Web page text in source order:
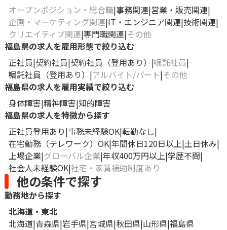
オープンポジション・総合職 事務関連 営業・販売関連
企画・マーケティング関連 IT・エンジニア関連 技術関連
クリエイティブ関連 専門職関連 その他
福島県の求人を雇用形態で絞り込む
正社員 契約社員 契約社員（登用あり）
嘱託社員
嘱託社員（登用あり）
アルバイト/パート その他
福島県の求人を雇用実績で絞り込む
身体障害 精神障害 知的障害
福島県の求人を特徴から探す
正社員登用あり 事務未経験OK 転勤なし
在宅勤務（テレワーク）OK 年間休日120日以上 土日休み
上場企業 グローバル企業 年収400万円以上 学歴不問
社会人未経験OK 社宅・家賃補助制度あり
他の条件で探す
勤務地から探す
北海道・東北
北海道 青森県 岩手県 宮城県 秋田県 山形県 福島県